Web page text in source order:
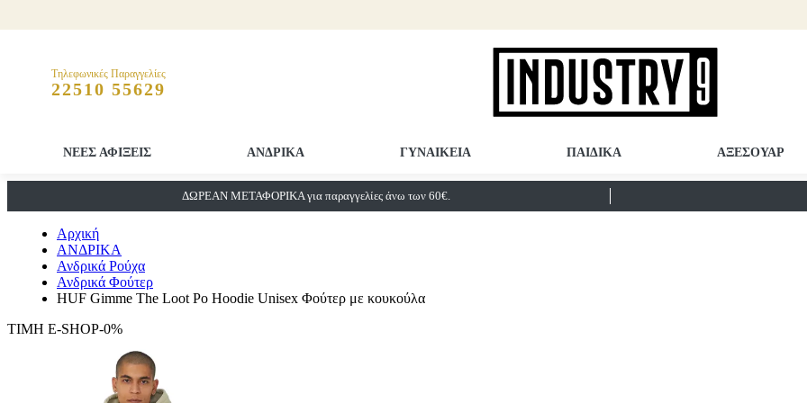
Τηλεφωνικές Παραγγελίες
22510 55629
ΝΕΕΣ ΑΦΙΞΕΙΣ ΑΝΔΡΙΚΑ ΓΥΝΑΙΚΕΙΑ ΠΑΙΔΙΚΑ ΑΞΕΣΟΥΑΡ
ΔΩΡΕΑΝ ΜΕΤΑΦΟΡΙΚΑ για παραγγελίες άνω των 60€.
Αρχική
ΑΝΔΡΙΚΑ
Ανδρικά Ρούχα
Ανδρικά Φούτερ
HUF Gimme The Loot Po Hoodie Unisex Φούτερ με κουκούλα
ΤΙΜΗ E-SHOP-0%